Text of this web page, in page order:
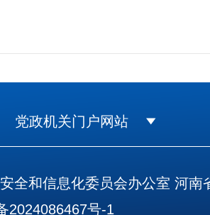
党政机关门户网站
全和信息化委员会办公室 河
2024086467号-1